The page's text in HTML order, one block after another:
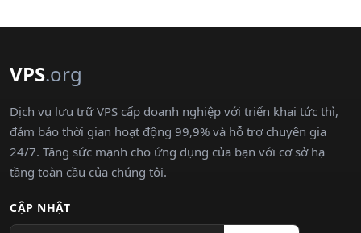
VPS.org
Dịch vụ lưu trữ VPS cấp doanh nghiệp với triển khai tức thì,
đảm bảo thời gian hoạt động 99,9% và hỗ trợ chuyên gia
24/7. Tăng sức mạnh cho ứng dụng của bạn với cơ sở hạ
tầng toàn cầu của chúng tôi.
CẬP NHẬT